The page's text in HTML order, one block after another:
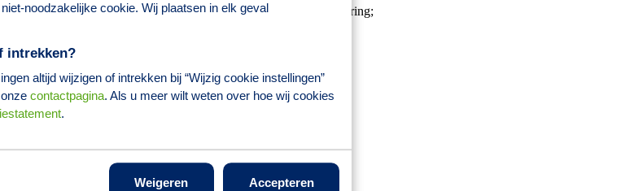
noodzakelijke cookie. Wij plaatsen in elk geval
intrekken?
altijd wijzigen of intrekken bij “Wijzig cookie instellingen”
contactpagina. Als u meer wilt weten over hoe wij cookies
.
Weigeren Accepteren
tot €4.529) op basis van 36 uur en afhankelijk van kennis en ervaring;
voor jouw persoonlijke ontwikkeling;
Fiscfree, waaronder bijvoorbeeld een (elektrische) fiets;